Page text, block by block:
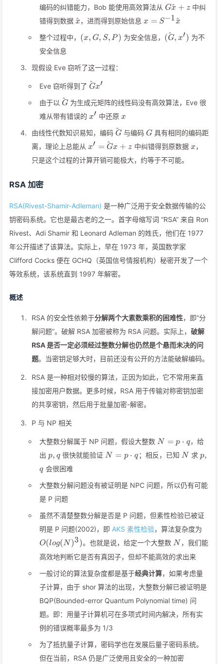
编码的纠错能力，Bob 能使用高效算法从 G\hat{x}+z
Gx
^ + z 中纠
错得到数据 \hat{x}
x
^，进而得到原始信息 x=S^{-1}\hat{x}
x = S−1x
^
整个过程中， (x,G,S,P)
(x, G, S, P ) 为安全信息， (\hat
G,x')
(G
^ , x′) 为不
安全信息
现假设 Eve 窃听了这一过程：
Eve 窃听得到了 \hat{G}x'
G
^ x′
由于以 \hat{G}
G
^ 为生成元矩阵的线性码没有高效算法，Eve 很
难从带有错误的 x'
x′ 中还原 x
x
由线性代数知识易知，编码 \hat{G}
G
^ 与编码 G
G 具有相同的编码距
离，理论上总能从 x'=\hat{G}x+z
x′ = G
^ x + z 中纠错得到原数据 x
x，
只是这个过程的计算开销可能极大，约等于不可能。
RSA 加密
RSA(Rivest-Shamir-Adleman) 是一种广泛用于安全数据传输的公
钥密码系统。它也是最古老的之一。首字母缩写词 “RSA” 来自 Ron
Rivest、Adi Shamir 和 Leonard Adleman 的姓氏，他们在 1977
年公开描述了该算法。实际上，早在 1973 年，英国数学家
Clifford Cocks 便在 GCHQ（英国信号情报机构）秘密开发了一个
等效系统，该系统直到 1997 年解密。
概述
RSA 的安全性依赖于分解两个大素数乘积的困难性，即“分
解问题”。破解 RSA 加密被称为 RSA 问题。实际上， 破解
RSA 是否一定必须经过整数分解也仍然是个悬而未决的问
题。当密钥足够大时，目前还没有公开的方法能破解编码。
RSA 是一种相对较慢的算法，正因为如此，它不常用来直
接加密用户数据。更多时候，RSA 用于传输对称密钥加密
的共享密钥，然后用于批量加密-解密。
P 与 NP 相关
大整数分解属于 NP 问题，假设大整数 N=p\cdot
q
N = p ⋅ q，给
出 p,q
p, q 很快就能验证N=p\cdot
N = p ⋅ q；相反，已知 N
N 求 p,q
p,
q 会很困难
大整数分解问题没有被证明是 NPC 问题，所以仍有可能
是 P 问题
虽然不清楚整数分解是否是 P 问题，但素性检验已被证
明是 P 问题(2002)，即 AKS 素性检验，算法复杂度为
O(log(N )3)。也就是说，给定一个大整数N
N ，我们能
高效地判断它是否有真因子，但却不能高效的求出来
一般讨论的算法复杂度都是基于经典计算，如果考虑量
子计算，由于 shor 算法的出现，大整数分解已被证明是
BQP(Bounded-error Quantum Polynomial time) 问
题。即：用量子计算机可在多项式时间内解决，所有实
例的错误概率最多为 1/3
为了抵抗量子计算，密码学也在发展后量子密码系统。
但在当前，RSA 仍是广泛使用且安全的一种加密